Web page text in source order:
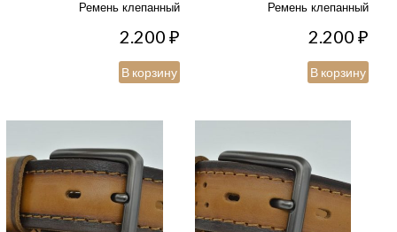
Ремень клепанный
2.200₽
В корзину
Ремень клепанный
2.200₽
В корзину